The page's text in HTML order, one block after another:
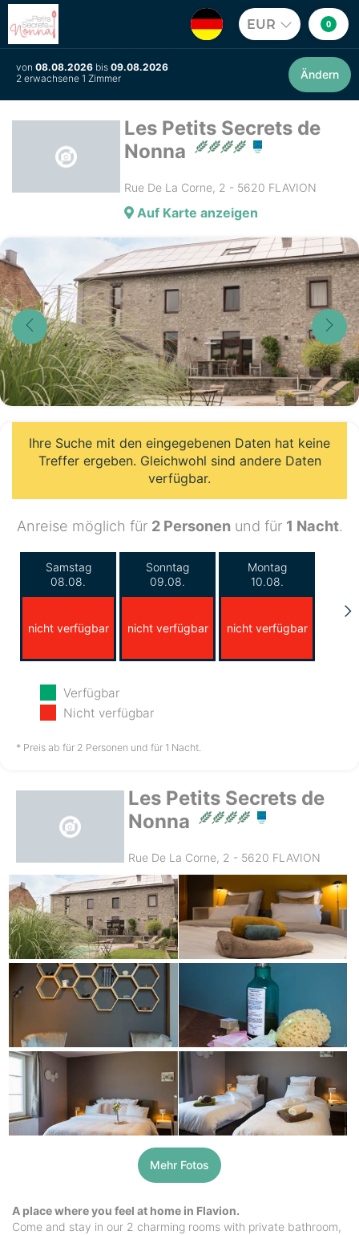
EUR 0
von 08.08.2026 bis 09.08.2026
2 erwachsene 1 Zimmer
Ändern
Les Petits Secrets de
Nonna
Rue De La Corne, 2 - 5620 FLAVION
Auf Karte anzeigen
Ihre Suche mit den eingegebenen Daten hat keine
Treffer ergeben. Gleichwohl sind andere Daten
verfügbar.
Anreise möglich für 2 Personenund für 1 Nacht.
Samstag
08.08.
nicht verfügbar
Sonntag
09.08.
nicht verfügbar
Montag
10.08.
nicht verfügbar
Dienstag
11.08.
nicht verfügbar nicht verfügbar
Freitag
14.08.
nicht verfügbar
Verfügbar
Nicht verfügbar
* Preis ab für 2 Personen und für 1 Nacht.
Les Petits Secrets de
Nonna
Rue De La Corne, 2 - 5620 FLAVION
Mehr Fotos
A place where you feel at home in Flavion.
Come and stay in our 2 charming rooms with private bathroom,